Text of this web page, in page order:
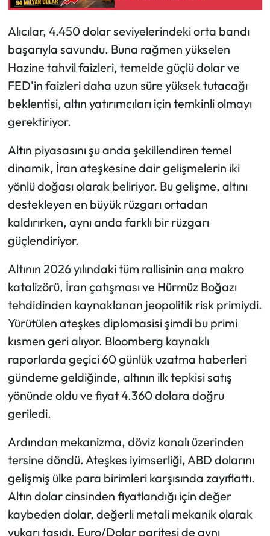
Alıcılar, 4.450 dolar seviyelerindeki orta bandı
başarıyla savundu. Buna rağmen yükselen
Hazine tahvil faizleri, temelde güçlü dolar ve
FED'in faizleri daha uzun süre yüksek tutacağı
beklentisi, altın yatırımcıları için temkinli olmayı
gerektiriyor.
Altın piyasasını şu anda şekillendiren temel
dinamik, İran ateşkesine dair gelişmelerin iki
yönlü doğası olarak beliriyor. Bu gelişme, altını
destekleyen en büyük rüzgarı ortadan
kaldırırken, aynı anda farklı bir rüzgarı
güçlendiriyor.
Altının 2026 yılındaki tüm rallisinin ana makro
katalizörü, İran çatışması ve Hürmüz Boğazı
tehdidinden kaynaklanan jeopolitik risk primiydi.
Yürütülen ateşkes diplomasisi şimdi bu primi
kısmen geri alıyor. Bloomberg kaynaklı
raporlarda geçici 60 günlük uzatma haberleri
gündeme geldiğinde, altının ilk tepkisi satış
yönünde oldu ve fiyat 4.360 dolara doğru
geriledi.
Ardından mekanizma, döviz kanalı üzerinden
tersine döndü. Ateşkes iyimserliği, ABD dolarını
gelişmiş ülke para birimleri karşısında zayıflattı.
Altın dolar cinsinden fiyatlandığı için değer
kaybeden dolar, değerli metali mekanik olarak
yukarı taşıdı. Euro/Dolar paritesi de aynı